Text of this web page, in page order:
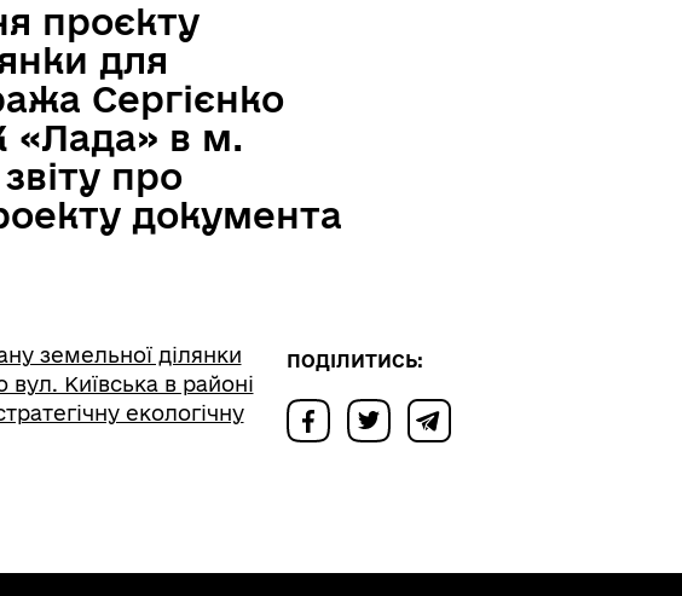
проєкту
для
Сергієнко
«Лада» в м.
про
документа
земельної ділянки
Київська в районі
екологічну
ПОДІЛИТИСЬ: